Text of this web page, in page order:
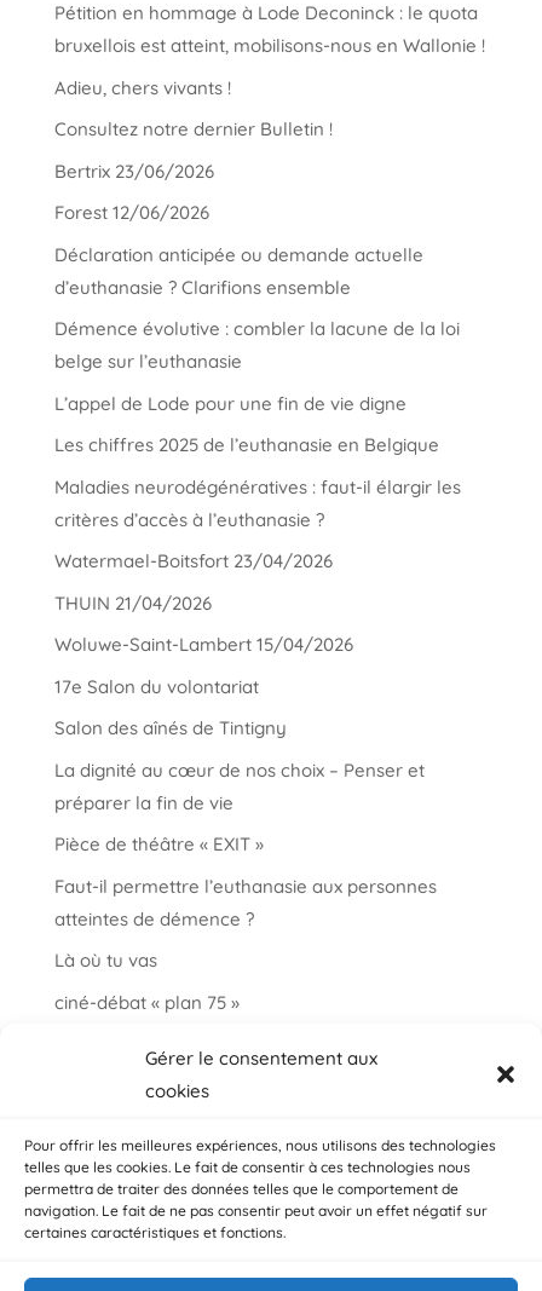
Gérer le consentement aux
cookies
Pour offrir les meilleures expériences, nous utilisons des technologies
telles que les cookies. Le fait de consentir à ces technologies nous
permettra de traiter des données telles que le comportement de
navigation. Le fait de ne pas consentir peut avoir un effet négatif sur
certaines caractéristiques et fonctions.
Pétition en hommage à Lode Deconinck : le quota
bruxellois est atteint, mobilisons-nous en Wallonie !
Adieu, chers vivants !
Consultez notre dernier Bulletin !
Bertrix 23/06/2026
Forest 12/06/2026
Déclaration anticipée ou demande actuelle
d’euthanasie ? Clarifions ensemble
Démence évolutive : combler la lacune de la loi
belge sur l’euthanasie
L’appel de Lode pour une fin de vie digne
Les chiffres 2025 de l’euthanasie en Belgique
Maladies neurodégénératives : faut-il élargir les
critères d’accès à l’euthanasie ?
Watermael-Boitsfort 23/04/2026
THUIN 21/04/2026
Woluwe-Saint-Lambert 15/04/2026
17e Salon du volontariat
Salon des aînés de Tintigny
La dignité au cœur de nos choix – Penser et
préparer la fin de vie
Pièce de théâtre « EXIT »
Faut-il permettre l’euthanasie aux personnes
atteintes de démence ?
Là où tu vas
ciné-débat « plan 75 »
choisir ma fin vie